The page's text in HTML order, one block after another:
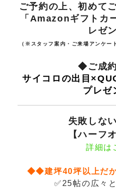
ご予約の上、初めて
「Amazonギフトカ
レゼ
（※スタッフ案内・ご来場アンケー
◆ご成
サイコロの出目
プレゼ
失敗しな
【ハーフ
詳細は
◆◆建坪40坪以上だ
✅25帖の広々